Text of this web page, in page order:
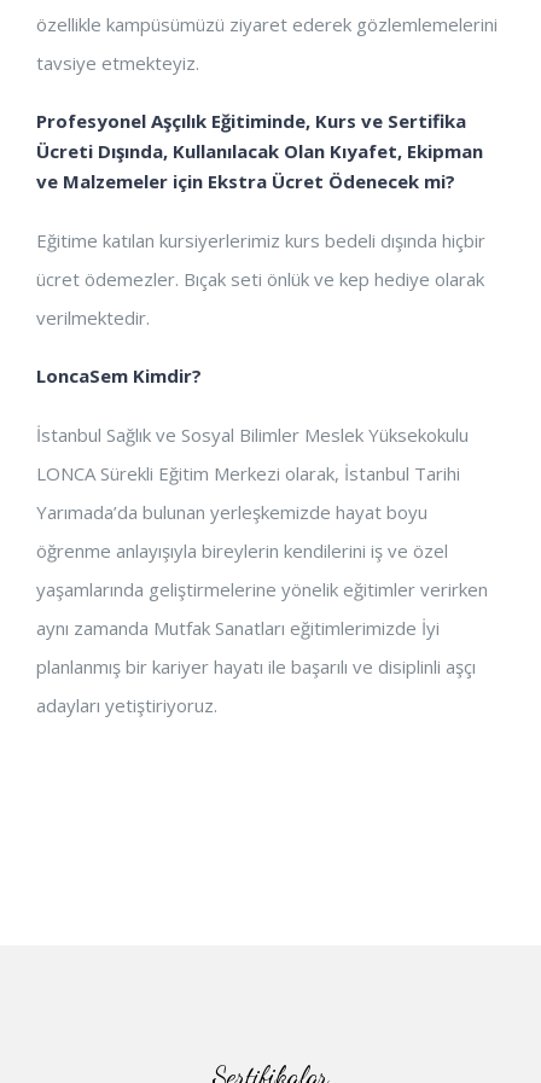
özellikle kampüsümüzü ziyaret ederek gözlemlemelerini
tavsiye etmekteyiz.
Profesyonel Aşçılık Eğitiminde, Kurs ve Sertifika
Ücreti Dışında, Kullanılacak Olan Kıyafet, Ekipman
ve Malzemeler için Ekstra Ücret Ödenecek mi?
Eğitime katılan kursiyerlerimiz kurs bedeli dışında hiçbir
ücret ödemezler. Bıçak seti önlük ve kep hediye olarak
verilmektedir.
LoncaSem Kimdir?
İstanbul Sağlık ve Sosyal Bilimler Meslek Yüksekokulu
LONCA Sürekli Eğitim Merkezi olarak, İstanbul Tarihi
Yarımada’da bulunan yerleşkemizde hayat boyu
öğrenme anlayışıyla bireylerin kendilerini iş ve özel
yaşamlarında geliştirmelerine yönelik eğitimler verirken
aynı zamanda Mutfak Sanatları eğitimlerimizde İyi
planlanmış bir kariyer hayatı ile başarılı ve disiplinli aşçı
adayları yetiştiriyoruz.
Sertifikalar